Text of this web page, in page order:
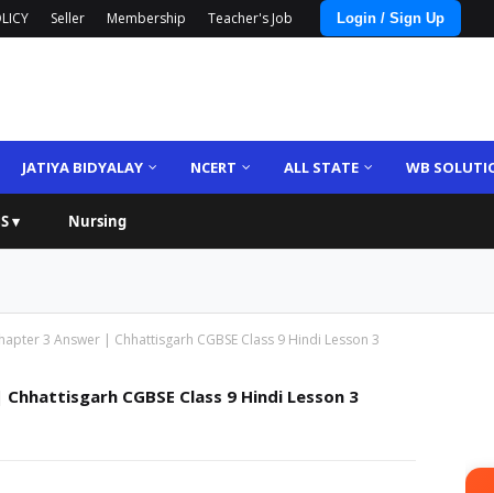
Seller Membership Teacher's Job Login / Sign Up
JATIYA BIDYALAY NCERT ALL STATE WB
▾ Nursing
3 Answer | Chhattisgarh CGBSE Class 9 Hindi Lesson 3
CGBSE Class 9 Hindi Lesson 3